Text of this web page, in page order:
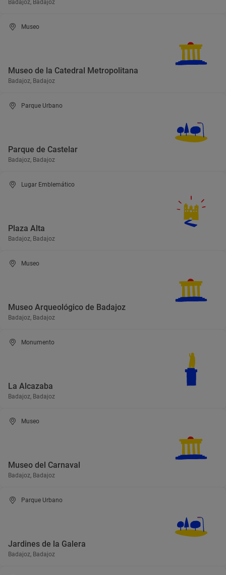
Badajoz, Badajoz
Museo
Museo de la Catedral Metropolitana
Badajoz, Badajoz
Parque Urbano
Parque de Castelar
Badajoz, Badajoz
Lugar Emblemático
Plaza Alta
Badajoz, Badajoz
Museo
Museo Arqueológico de Badajoz
Badajoz, Badajoz
Monumento
La Alcazaba
Badajoz, Badajoz
Museo
Museo del Carnaval
Badajoz, Badajoz
Parque Urbano
Jardines de la Galera
Badajoz, Badajoz